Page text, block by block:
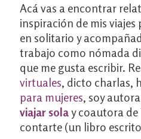
Acá vas a encontrar
inspiración de mis viajes
en solitario y
trabajo como nómada
que me gusta escribir.
virtuales , dicto charlas,
para mujeres , soy
viajar sola y coautora de
contarte (un libro